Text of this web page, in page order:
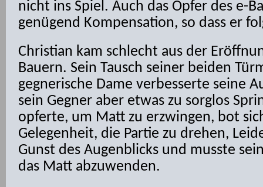
nicht ins Spiel. Auch das Opfer des e-
genügend Kompensation, so dass er
Christian kam schlecht aus der
Bauern. Sein Tausch seiner beiden
gegnerische Dame verbesserte seine
sein Gegner aber etwas zu sorglos
opferte, um Matt zu erzwingen, bot
Gelegenheit, die Partie zu drehen,
Gunst des Augenblicks und musste
das Matt abzuwenden.